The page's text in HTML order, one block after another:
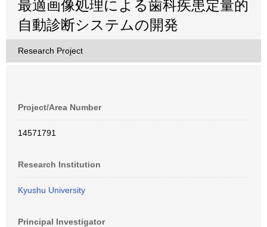
最適画像処理による歯科疾患定量的
自動診断システムの開発
Research Project
Project/Area Number
14571791
Research Institution
Kyushu University
Principal Investigator